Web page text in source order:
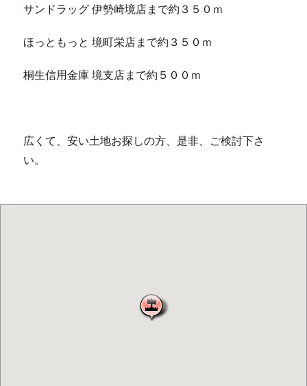
サンドラッグ 伊勢崎境店まで約３５０ｍ
ほっともっと 境町栄店まで約３５０ｍ
桐生信用金庫 境支店まで約５００ｍ
広くて、安い土地お探しの方、是非、ご検討下さ
い。